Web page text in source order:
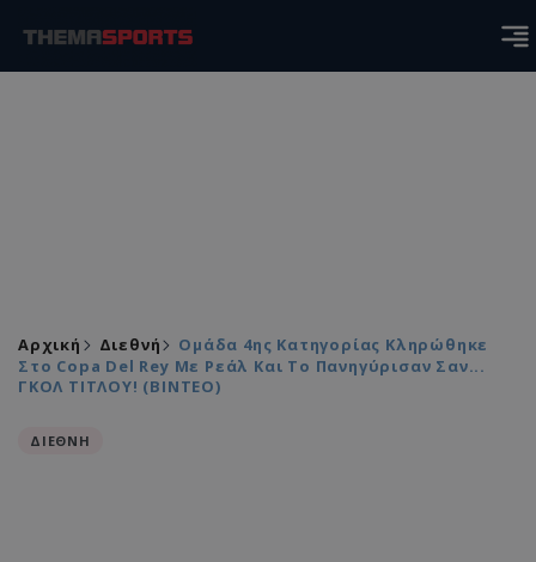
Αρχική Διεθνή
Ομάδα 4ης Κατηγορίας Κληρώθηκε
Στο Copa Del Rey Με Ρεάλ Και Το Πανηγύρισαν Σαν...
ΓΚΟΛ ΤΙΤΛΟΥ! (ΒΙΝΤΕΟ)
ΔΙΕΘΝΗ